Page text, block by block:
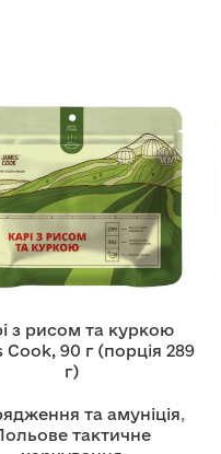
з рисом та куркою
Cook, 90 г (порція 289
г)
та амуніція,
тактичне